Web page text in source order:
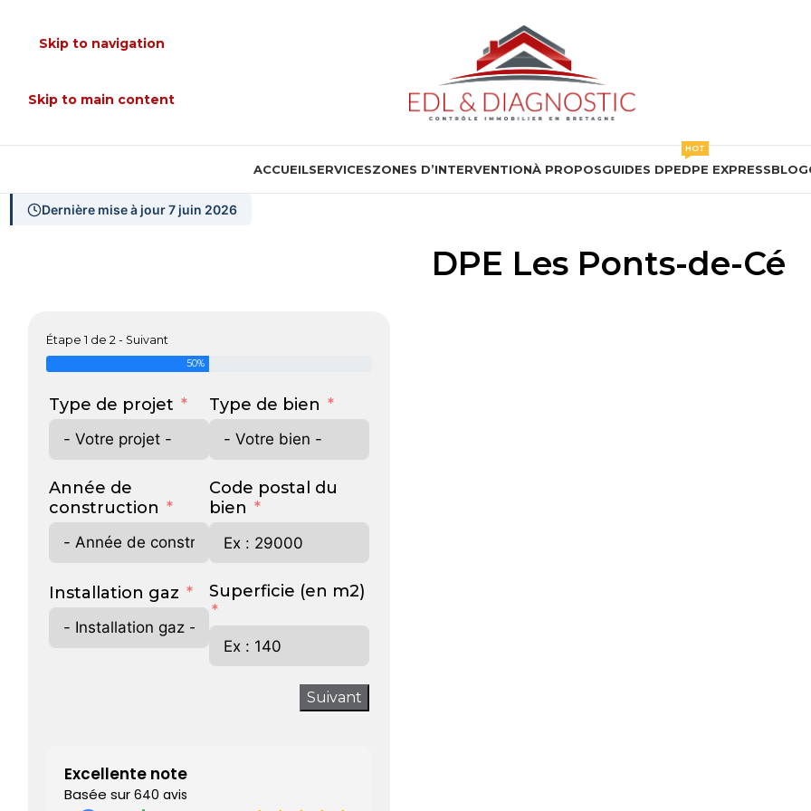
Skip to navigation
Skip to main content
ACCUEILSERVICESZONES D’INTERVENTIONÀ PROPOSGUIDES DPEDPE EXPRESS
HOT
BLOG
Dernière mise à jour 7 juin 2026
DPE Les Ponts-de-Cé
Étape 1 de 2 - Suivant
50%
Type de projet Type de bien
Année de
construction
Code postal du
bien
Installation gaz Superficie (en m2)
Suivant
Excellente note
Basée sur 640 avis